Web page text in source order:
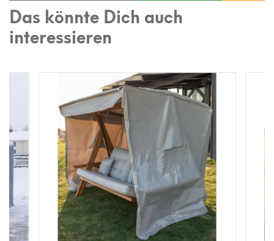
Das könnte Dich auch
interessieren